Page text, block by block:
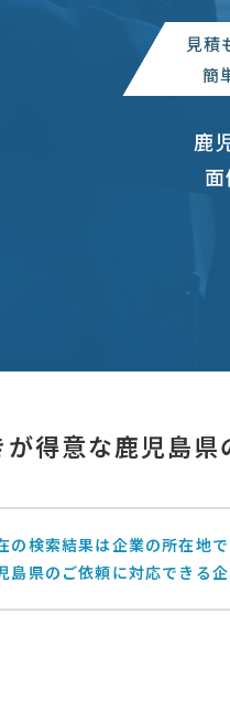
見積
簡
鹿
が得意な鹿児島県
の検索結果は企業の所在地で
島県のご依頼に対応できる